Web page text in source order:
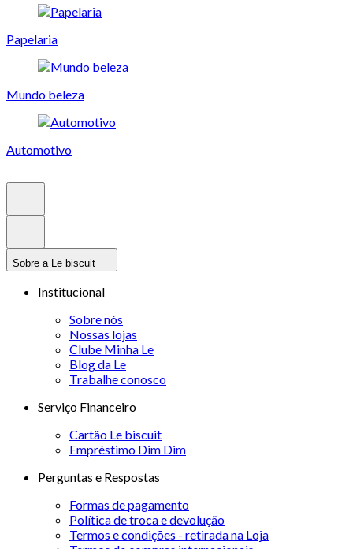
Papelaria
Mundo beleza
Automotivo
Sobre a Le biscuit
Institucional
Sobre nós
Nossas lojas
Clube Minha Le
Blog da Le
Trabalhe conosco
Serviço Financeiro
Cartão Le biscuit
Empréstimo Dim Dim
Perguntas e Respostas
Formas de pagamento
Política de troca e devolução
Termos e condições - retirada na Loja